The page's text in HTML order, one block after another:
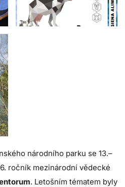
národního parku se 13.–
ročník mezinárodní vědecké
. Letošním tématem byly